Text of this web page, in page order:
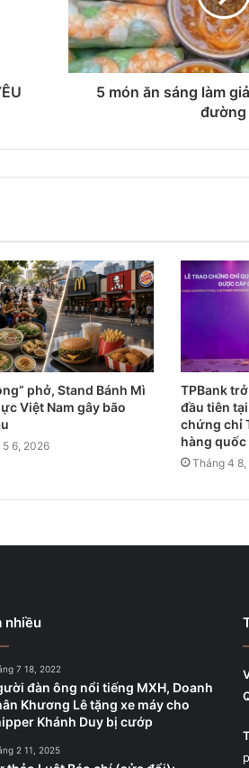
5 món ăn sáng làm
đường
phở, Stand Bánh Mì
Việt Nam gây bão
6, 2026
TPBank
đầu tiên
chứng chỉ
hàng quốc
Tháng 4
nhiều
7 18, 2022
đàn ông nổi tiếng MXH, Doanh
Khương Lê tặng xe máy cho
Khánh Duy bị cướp
2 11, 2025